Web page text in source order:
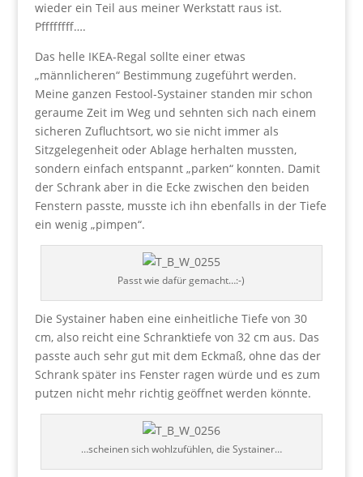
wieder ein Teil aus meiner Werkstatt raus ist.
Pffffffff….
Das helle IKEA-Regal sollte einer etwas
„männlicheren“ Bestimmung zugeführt werden.
Meine ganzen Festool-Systainer standen mir schon
geraume Zeit im Weg und sehnten sich nach einem
sicheren Zufluchtsort, wo sie nicht immer als
Sitzgelegenheit oder Ablage herhalten mussten,
sondern einfach entspannt „parken“ konnten. Damit
der Schrank aber in die Ecke zwischen den beiden
Fenstern passte, musste ich ihn ebenfalls in der Tiefe
ein wenig „pimpen“.
Passt wie dafür gemacht…:-)
Die Systainer haben eine einheitliche Tiefe von 30
cm, also reicht eine Schranktiefe von 32 cm aus. Das
passte auch sehr gut mit dem Eckmaß, ohne das der
Schrank später ins Fenster ragen würde und es zum
putzen nicht mehr richtig geöffnet werden könnte.
…scheinen sich wohlzufühlen, die Systainer…